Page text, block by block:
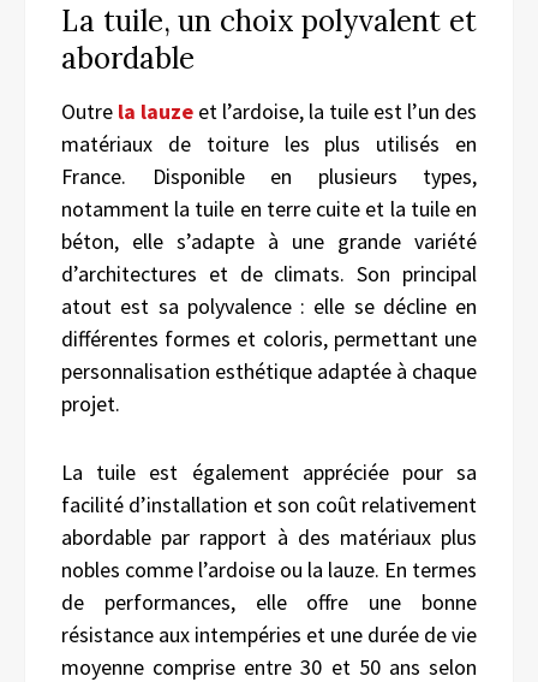
La tuile, un choix polyvalent et
abordable
Outre la lauze et l’ardoise, la tuile est l’un des
matériaux de toiture les plus utilisés en
France. Disponible en plusieurs types,
notamment la tuile en terre cuite et la tuile en
béton, elle s’adapte à une grande variété
d’architectures et de climats. Son principal
atout est sa polyvalence : elle se décline en
différentes formes et coloris, permettant une
personnalisation esthétique adaptée à chaque
projet.
La tuile est également appréciée pour sa
facilité d’installation et son coût relativement
abordable par rapport à des matériaux plus
nobles comme l’ardoise ou la lauze. En termes
de performances, elle offre une bonne
résistance aux intempéries et une durée de vie
moyenne comprise entre 30 et 50 ans selon